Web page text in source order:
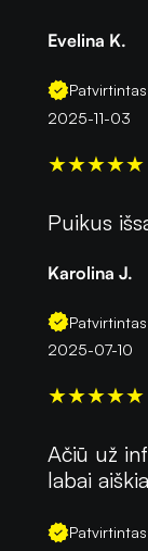
Evelina K.
2025-11-03
★★★★★
Puikus
Karolina J.
2025-07-10
★★★★★
Ačiū už
labai